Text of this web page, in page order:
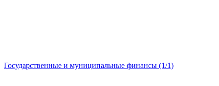
Государственные и муниципальные финансы (1/1)